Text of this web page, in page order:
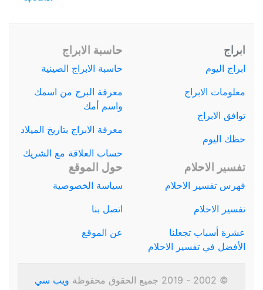
ابراج
ابراج اليوم
معلومات الابراج
توافق الابراج
حظك اليوم
حاسبة الابراج
حاسبة الابراج الصينية
معرفة البرج من اسمك
واسم أمك
معرفة الابراج بتاريخ الميلاد
حساب العلاقة مع الشريك
تفسير الاحلام
فهرس تفسير الاحلام
تفسير الاحلام
عشرة أسباب تجعلنا
الأفضل في تفسير الاحلام
حول الموقع
سياسة الخصوصية
اتصل بنا
عن الموقع
© 2002 - 2019 جميع الحقوق محفوظة ويب سي